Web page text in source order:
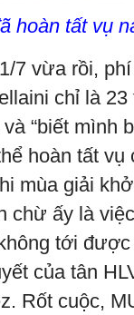
hoàn tất vụ
7 vừa rồi,
chỉ là 23
“biết mình
hoàn tất vụ
mùa giải
chừ ấy là
tới được
của tân
Rốt cuộc,